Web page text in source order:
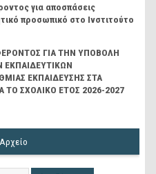
για αποσπάσεις
προσωπικό στο Ινστιτούτο
ΓΙΑ ΤΗΝ ΥΠΟΒΟΛΗ
ΕΚΠΑΙΔΕΥΣΗΣ ΣΤΑ
ΤΟ ΣΧΟΛΙΚΟ ΕΤΟΣ 2026-2027
Αρχείο